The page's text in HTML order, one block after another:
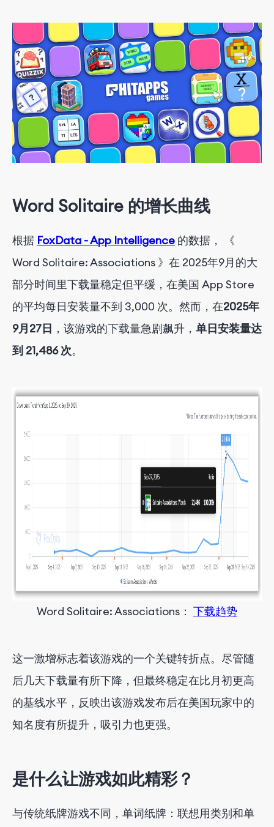
Word Solitaire 的增长曲线
根据 FoxData - App Intelligence 的数据 ，
《
Word Solitaire: Associations 》 在 2025年9月 的大
部分时间里下载量稳定但平缓，在美国 App Store
的平均每日安装量不到 3,000 次。然而，在2025年
9月27日 ，该游戏的下载量急剧飙升， 单日安装量达
到 21,486 次。
Word Solitaire: Associations ： 下载趋势
这一激增标志着该游戏的一个关键转折点。尽管随
后几天下载量有所下降，但最终稳定在比月初更高
的基线水平，反映出该游戏发布后在美国玩家中的
知名度有所提升，吸引力也更强。
是什么让游戏如此精彩？
与传统纸牌游戏不同， 单词纸牌：联想用类别和单